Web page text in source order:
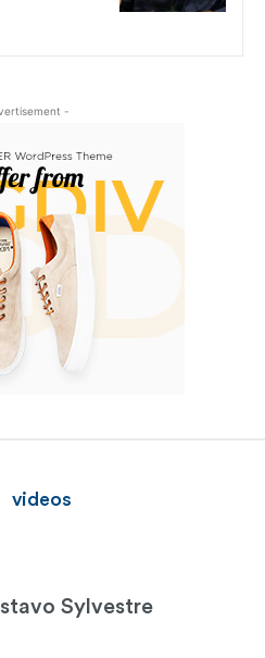
-
videos
Sylvestre